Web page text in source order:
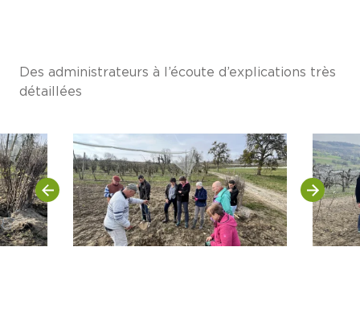
Des administrateurs à l’écoute d’explications très
détaillées